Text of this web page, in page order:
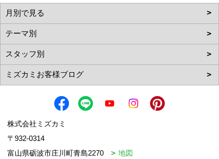
株式会社ミズカミ
〒932-0314
富山県砺波市庄川町青島2270
地図